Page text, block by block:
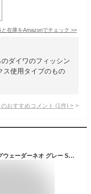
と在庫をAmazonでチェック >>
ダイワのフィッシン
ス使用タイプのもの
おすすめコメント (1 件) >
ダイワ DAIWAスーパーブレスストッキングウェーダーネオ グレー SBW-4050S-NE 3L